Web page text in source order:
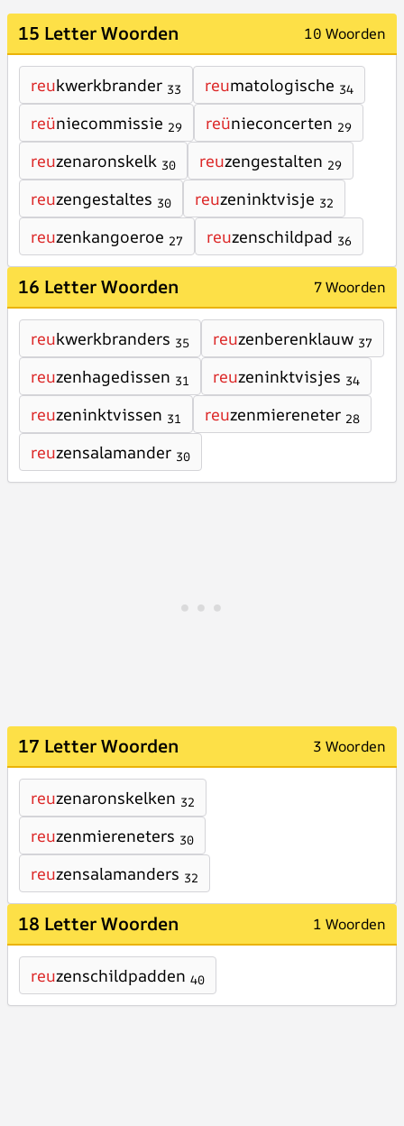
15 Letter Woorden 10 Woorden
reukwerkbrander 33 reumatologische 34
reüniecommissie 29 reünieconcerten 29
reuzenaronskelk 30 reuzengestalten 29
reuzengestaltes 30 reuzeninktvisje 32
reuzenkangoeroe 27 reuzenschildpad 36
16 Letter Woorden 7 Woorden
reukwerkbranders 35 reuzenberenklauw 37
reuzenhagedissen 31 reuzeninktvisjes 34
reuzeninktvissen 31 reuzenmiereneter 28
reuzensalamander 30
17 Letter Woorden 3 Woorden
reuzenaronskelken 32
reuzenmiereneters 30
reuzensalamanders 32
18 Letter Woorden 1 Woorden
reuzenschildpadden 40